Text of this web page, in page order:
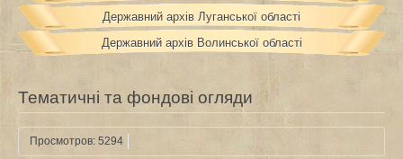
Державний архів Луганської області
Державний архів Волинської області
Тематичні та фондові огляди
Просмотров: 5294